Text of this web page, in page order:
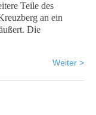
Teile des
an ein
Die
Weiter >